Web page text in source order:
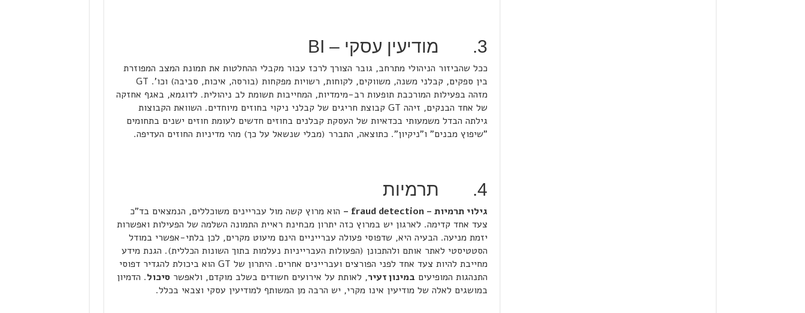
3. מודיעין עסקי – BI
ככל שהביזור הניהולי מתרחב, גובר הצורך לרכז עבור מקבלי ההחלטות את תמונת המצב המפוזרת
בין ספקים, קבלני משנה, משווקים, לקוחות, רשויות מפקחות (בורסה, איכות, סביבה) וכו'. GT
מזהה בפעילות המורכבת תופעות רב-מימדיות, המחייבות תשומת לב ניהולית. לדוגמא, באגף אחזקה
של אחד הבנקים, זיהה GT קבוצת חריגים של קבלני ניקוי בחוזים מיוחדים. השוואת הקבוצות
גילתה הבדל משמעותי בכדאיות של העסקת קבלנים בחוזים חדשים לעומת חוזים ישנים בתחומים
"שיפוץ מבנים" ו"ניקיון". כתוצאה, התברר (מבלי שנשאל על כך) מהי מדיניות החוזים העדיפה.
4. תרמיות
גילוי תרמיות –fraud detection
– הוא מרוץ קשה מול עבריינים משוכללים, הנמצאים בד"כ
צעד אחד קדימה. לארגון יש במרוץ כזה יתרון מבחינת ראיית התמונה השלמה של הפעילות ואפשרות
יזמת מניעה. הבעיה היא, שדפוסי פעולה עברייניים הינם מיעוט מקרים, לכן בלתי-אפשרי במודל
הסטטיסטי לאתר אותם ולהתכונן (הפעולות העברייניות נעלמות בתוך השונות הכללית). הגנת מידע
מחייבת להיות צעד אחד לפני הפורצים ועבריינים אחרים. היתרון של GT הוא ביכולת להגדיר דפוסי
התנהגות המופיעים במינון זעיר, לאותת על אירועים חשודים בשלב מוקדם, ולאפשרסיכול. הדמיון
במושגים לאלה של מודיעין אינו מקרי, יש הרבה מן המשותף למודיעין עסקי וצבאי בכלל.